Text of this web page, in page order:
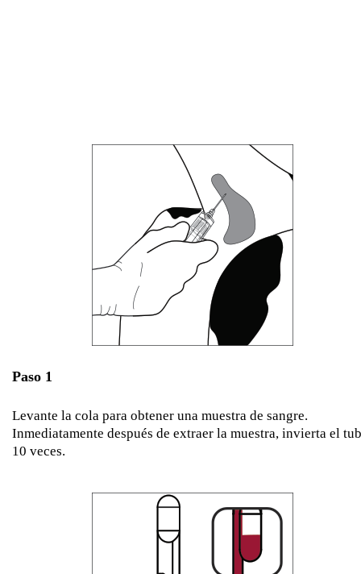
Paso 1
Levante la cola para obtener una muestra de sangre.
Inmediatamente después de extraer la muestra, invierta el
10 veces.